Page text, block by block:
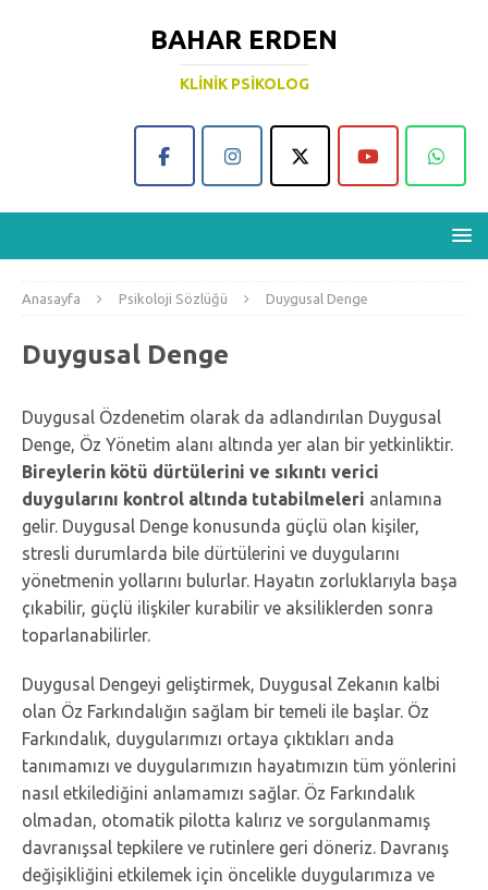
BAHAR ERDEN
KLINIK PSIKOLOG
Anasayfa Psikoloji Sözlüğü Duygusal Denge
Duygusal Denge
Duygusal Özdenetim olarak da adlandırılan Duygusal
Denge, Öz Yönetim alanı altında yer alan bir yetkinliktir.
Bireylerin kötü dürtülerini ve sıkıntı verici
duygularını kontrol altında tutabilmeleri anlamına
gelir. Duygusal Denge konusunda güçlü olan kişiler,
stresli durumlarda bile dürtülerini ve duygularını
yönetmenin yollarını bulurlar. Hayatın zorluklarıyla başa
çıkabilir, güçlü ilişkiler kurabilir ve aksiliklerden sonra
toparlanabilirler.
Duygusal Dengeyi geliştirmek, Duygusal Zekanın kalbi
olan Öz Farkındalığın sağlam bir temeli ile başlar. Öz
Farkındalık, duygularımızı ortaya çıktıkları anda
tanımamızı ve duygularımızın hayatımızın tüm yönlerini
nasıl etkilediğini anlamamızı sağlar. Öz Farkındalık
olmadan, otomatik pilotta kalırız ve sorgulanmamış
davranışsal tepkilere ve rutinlere geri döneriz. Davranış
değişikliğini etkilemek için öncelikle duygularımıza ve